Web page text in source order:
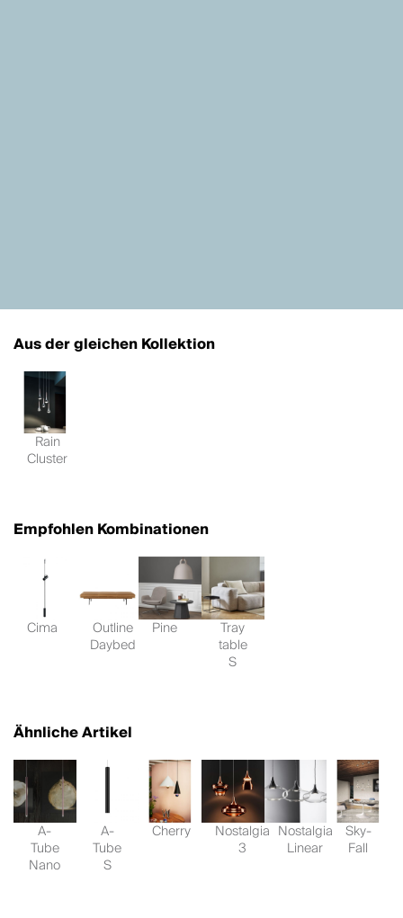
Aus der gleichen Kollektion
Rain
Cluster
Empfohlen Kombinationen
Cima Outline
Daybed
Pine Tray
table
S
Ähnliche Artikel
A-
Tube
Nano
A-
Tube
S
Cherry Nostalgia
3
Nostalgia
Linear
Sky-
Fall